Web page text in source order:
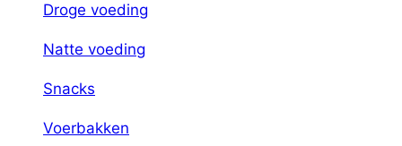
Droge voeding
Natte voeding
Snacks
Voerbakken